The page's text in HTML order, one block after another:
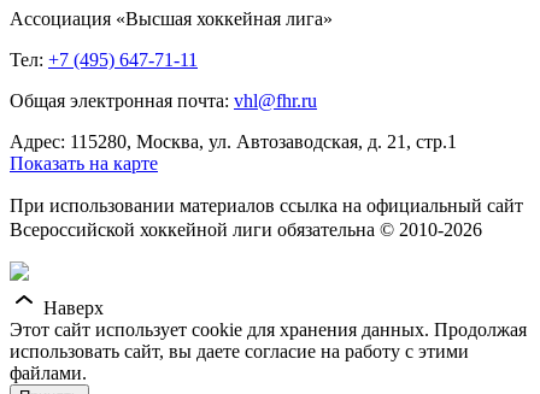
Ассоциация «Высшая хоккейная лига»
Тел: +7 (495) 647-71-11
Общая электронная почта: vhl@fhr.ru
Адрес: 115280, Москва, ул. Автозаводская, д. 21, стр.1
Показать на карте
При использовании материалов ссылка на официальный сайт
Всероссийской хоккейной лиги обязательна © 2010-2026
Наверх
Этот сайт использует cookie для хранения данных. Продолжая
использовать сайт, вы даете согласие на работу с этими
файлами.